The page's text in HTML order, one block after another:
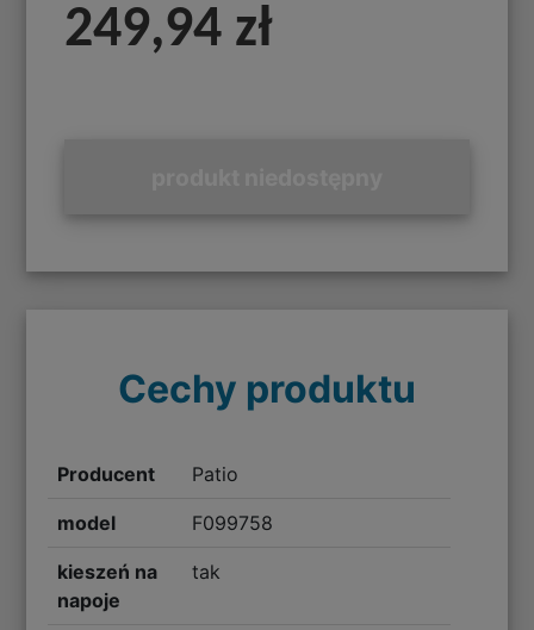
249,94 zł
Cechy produktu
Producent Patio
model F099758
kieszeń na
napoje
tak